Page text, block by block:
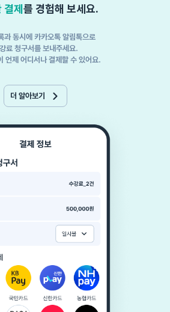
결제 를 경험해 보세요.
과 동시에 카카오톡 알림톡으로
료 청구서를 보내주세요.
언제 어디서나 결제할 수 있어요.
더 알아보기